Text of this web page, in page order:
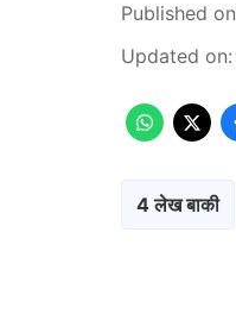
Published on
Updated on:
4 लेख बाकी